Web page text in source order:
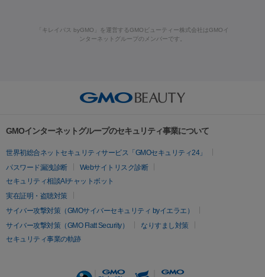
脂肪溶解注射
BNLS・BNLS neo カベリン
輪郭注射（MLM）
ケミカルピーリング
マッサージピール
疲労回復・健康
プラセンタ注射
にんにく注射
医療脱毛
医療脱毛（VIO）
医療脱毛
その他
ーザー治療（黒ずみ）
医療脱毛（指）
ダイエット点滴・ ダイエ
レーザー治療（しみスポット照
医療脱毛（ヒゲ） ポテンツァ トラネキサム酸
ハイドラジェントル
ルメッカ ジェネシス リジュラン
オンダリフト
ジュベルック
ラフォーマー（ウルトラフォーマーⅢ）
サーマクール
イントラ
ツァ）
「キレイパス byGMO」を運営するGMOビューティー株式会社はGMOイ
ンターネットグループのメンバーです。
GMOインターネットグループのセキュリティ事業について
世界初総合ネットセキュリティサービス「GMOセキュリティ24」
パスワード漏洩診断
Webサイトリスク診断
セキュリティ相談AIチャットボット
実在証明・盗聴対策
サイバー攻撃対策（GMOサイバーセキュリティ byイエラエ）
サイバー攻撃対策（GMO Flatt Security）
なりすまし対策
セキュリティ事業の軌跡